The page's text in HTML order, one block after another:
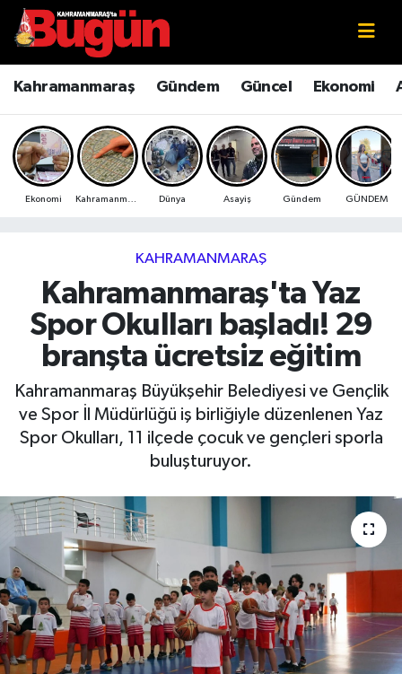
Kahramanmaraş Gündem Güncel Ekonomi
Ekonomi Dünya Asayiş Gündem GÜNDEM
KAHRAMANMARAŞ
Kahramanmaraş'ta Yaz
Spor Okulları başladı! 29
branşta ücretsiz eğitim
Kahramanmaraş Büyükşehir Belediyesi ve Gençlik
ve Spor İl Müdürlüğü iş birliğiyle düzenlenen Yaz
Spor Okulları, 11 ilçede çocuk ve gençleri sporla
buluşturuyor.
Kahramanmaraş
Kahramanmaraş Sokak Röportajları
Bilim ve Teknoloji
Çevre
Ekonomi
Genel
Güncel
Haberde İnsan
Magazin
Manşet Altı
Manşetler
Resmi İlan
Kahramanmaraş Nöbetçi Eczaneler
Kahramanmaraş Hava Durumu
Kahramanmaraş Namaz Vakitleri
Kahramanmaraş Trafik Yoğunluk Haritası
Süper Lig Puan Durumu ve Fikstür
Tüm Manşetler
Son Dakika Haberleri
Haber Arşivi